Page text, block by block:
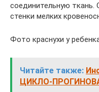
соединительную
стенки мелких
Фото краснухи у
Читайте также:
ЦИКЛО-ПРОГИНОВА